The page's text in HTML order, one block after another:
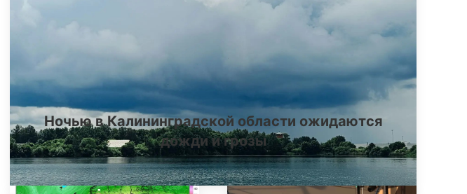
Ночью в Калининградской области ожидаются
дожди и грозы